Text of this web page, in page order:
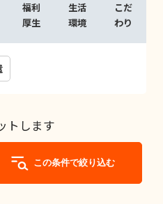
福利
厚生
生活
環境
こだ
わり
トします
この条件で絞り込む